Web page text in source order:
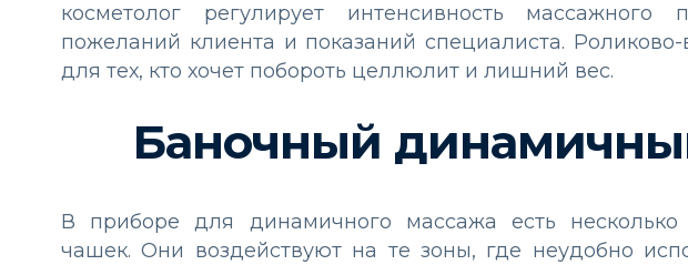
косметолог регулирует интенсивность
пожеланий клиента и показаний специалиста.
для тех, кто хочет побороть целлюлит и лишний вес.
Баночный
В приборе для динамичного массажа есть несколько
чашек. Они воздействуют на те зоны, где неудобно